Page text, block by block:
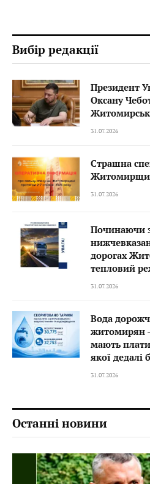
Вибір редакції
Президент
Оксану
31.07.2026
Страшна
31.07.2026
Починаючи
дорогах
тепловий
31.07.2026
Вода
житомирян
мають
якої дедалі
31.07.2026
Останні новини